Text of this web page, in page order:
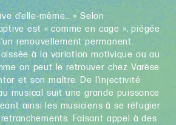
d’elle-même… » Selon
est « comme en cage », piégée
renouvellement permanent.
à la variation motivique ou au
on peut le retrouver chez Varèse
et son maître. De l’injectivité
musical suit une grande puissance
ainsi les musiciens à se réfugier
Faisant appel à des